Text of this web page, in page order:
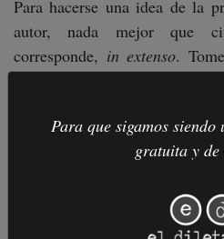
Para hacerse una idea de la
autor, nada mejor que
corresponde, in extenso.
alcance del mundo que
de piedra caliza de la placa
animal pequeño y compacto,
billones más ardiente que el
unificándolo en el soplo de
Para que sigamos siendo
gratuita y